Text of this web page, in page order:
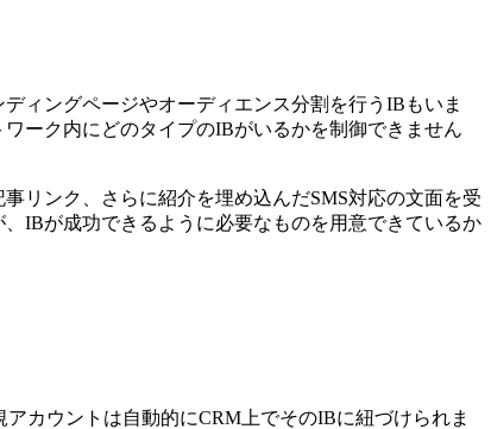
ィングページやオーディエンス分割を行うIBもいま
ーク内にどのタイプのIBがいるかを制御できません
リンク、さらに紹介を埋め込んだSMS対応の文面を受
IBが成功できるように必要なものを用意できているか
カウントは自動的にCRM上でそのIBに紐づけられま